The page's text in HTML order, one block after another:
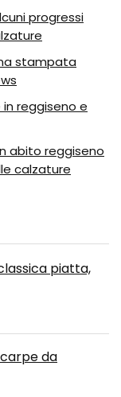
progressi
stampata
reggiseno e
abito reggiseno
calzature
piatta,
da